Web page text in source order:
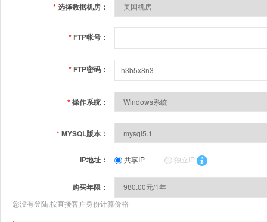
*选择数据机房：
* FTP帐号：
* FTP密码：
*操作系统：
*MYSQL版本：
IP地址： 共享IP 独立IP
购买年限：
您没有登陆,按直接客户身份计算价格